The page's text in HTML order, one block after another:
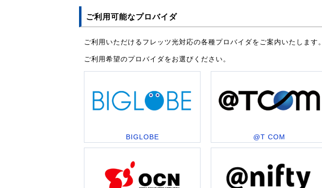
ご利用可能なプロバイダ
ご利用いただけるフレッツ光対応の各種プロバイダをご案内いたします。
ご利用希望のプロバイダをお選びください。
BIGLOBE @T COM